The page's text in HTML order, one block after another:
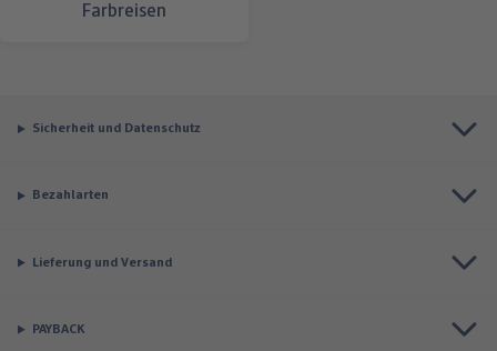
Farbreisen
Sicherheit und Datenschutz
Bezahlarten
Lieferung und Versand
PAYBACK